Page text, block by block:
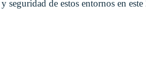
de estos entornos en este